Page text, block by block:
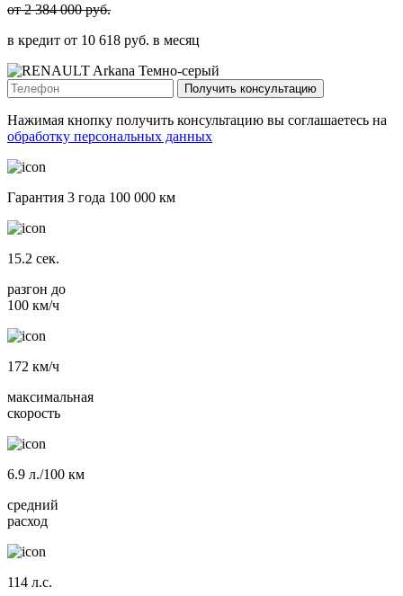
от2 384 000руб.
в кредит от 10 618 руб. в месяц
Получить консультацию
Нажимая кнопку получить консультацию вы соглашаетесь на
обработку персональных данных
Гарантия 3 года 100 000 км
15.2 сек.
разгон до
100 км/ч
172 км/ч
максимальная
скорость
6.9 л./100 км
средний
расход
114 л.с.